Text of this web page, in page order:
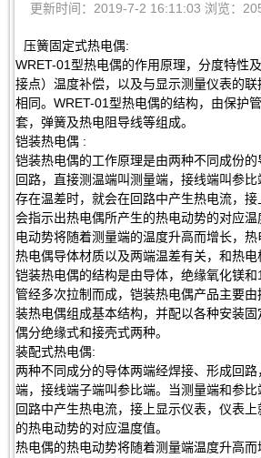
更新时间：2019-7-2 16:11:03 浏览：
压簧固定式热电偶:
WRET-01型热电偶的作用原理，分度特性
接点）温度补偿，以及与显示测量仪表的
相同。WRET-01型热电偶的结构，由保护
套，弹簧及热电阻导线等组成。
铠装热电偶 :
铠装热电偶的工作原理是由两种不同成份
回路，直接测温端叫测量端，接线端叫参
存在温差时，就会在回路中产生热电流，
会指示出热电偶所产生的热电动势的对应
电动势将随着测量端的温度升高而增长，
热电偶导体材质以及两端温差有关，和热电
铠装热电偶的结构是由导体，绝缘氧化镁
管经多次拉制而成，铠装热电偶产品主要
装热电偶组成基本结构，并配以各种安装
偶分绝缘式和接壳式两种。
装配式热电偶:
两种不同成分的导体两端经焊接、形成回
端，接线端子端叫参比端。当测量端和参
回路中产生热电流，接上显示仪表，仪表
的热电动势的对应温度值。
热电偶的热电动势将随着测量端温度升高